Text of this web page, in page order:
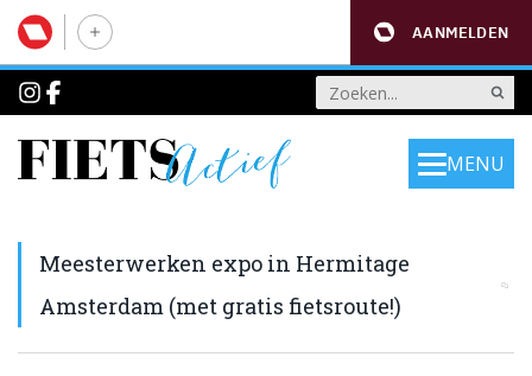
AANMELDEN
MENU
Meesterwerken expo in Hermitage
Amsterdam (met gratis fietsroute!)